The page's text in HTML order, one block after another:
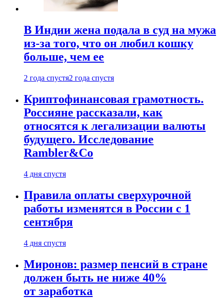
В Индии жена подала в суд на мужа
из-за того, что он любил кошку
больше, чем ее
2 года спустя2 года спустя
Криптофинансовая грамотность.
Россияне рассказали, как
относятся к легализации валюты
будущего. Исследование
Rambler&Co
4 дня спустя
Правила оплаты сверхурочной
работы изменятся в России с 1
сентября
4 дня спустя
Миронов: размер пенсий в стране
должен быть не ниже 40%
от заработка